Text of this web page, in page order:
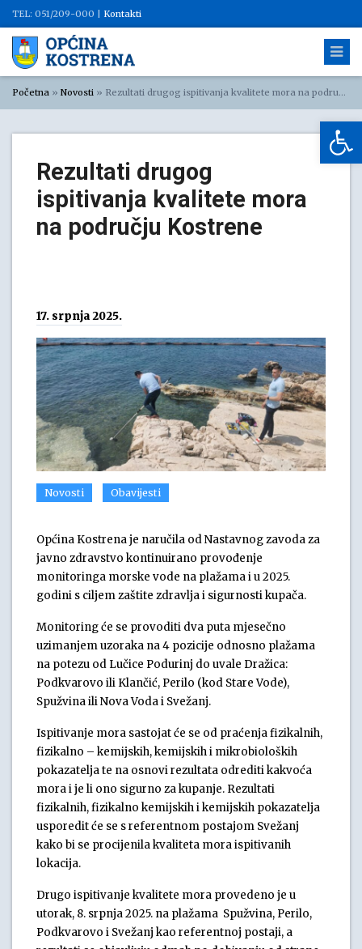
TEL: 051/209-000 | Kontakti
Početna » Novosti » Rezultati drugog ispitivanja kvalitete mora na području Kostrene
Rezultati drugog
ispitivanja kvalitete mora
na području Kostrene
17. srpnja 2025.
Novosti Obavijesti
Općina Kostrena je naručila od Nastavnog zavoda za
javno zdravstvo kontinuirano provođenje
monitoringa morske vode na plažama i u 2025.
godini s ciljem zaštite zdravlja i sigurnosti kupača.
Monitoring će se provoditi dva puta mjesečno
uzimanjem uzoraka na 4 pozicije odnosno plažama
na potezu od Lučice Podurinj do uvale Dražica:
Podkvarovo ili Klančić, Perilo (kod Stare Vode),
Spužvina ili Nova Voda i Svežanj.
Ispitivanje mora sastojat će se od praćenja fizikalnih,
fizikalno – kemijskih, kemijskih i mikrobioloških
pokazatelja te na osnovi rezultata odrediti kakvoća
mora i je li ono sigurno za kupanje. Rezultati
fizikalnih, fizikalno kemijskih i kemijskih pokazatelja
usporedit će se s referentnom postajom Svežanj
kako bi se procijenila kvaliteta mora ispitivanih
lokacija.
Drugo ispitivanje kvalitete mora provedeno je u
utorak, 8. srpnja 2025. na plažama Spužvina, Perilo,
Podkvarovo i Svežanj kao referentnoj postaji, a